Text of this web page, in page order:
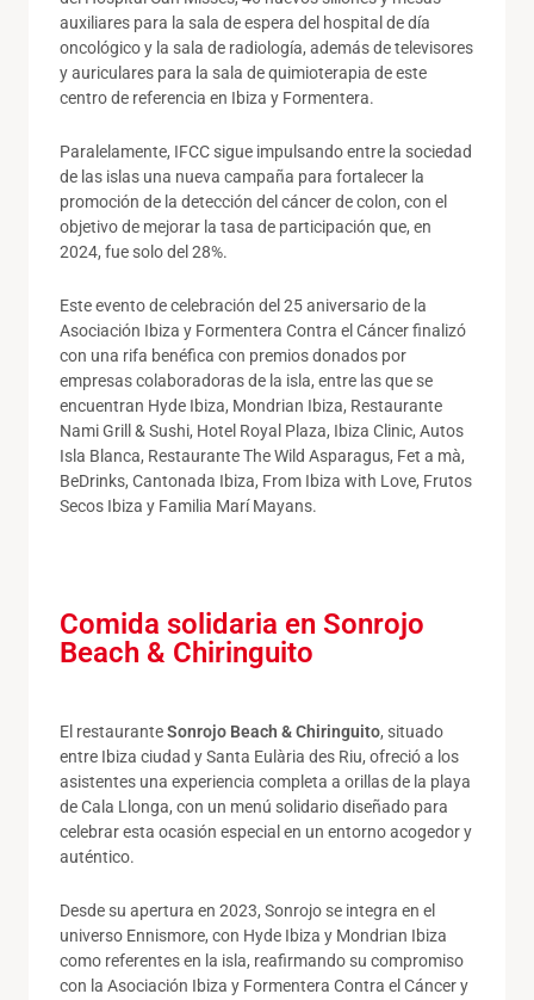
auxiliares para la sala de espera del hospital de día
oncológico y la sala de radiología, además de televisores
y auriculares para la sala de quimioterapia de este
centro de referencia en Ibiza y Formentera.
Paralelamente, IFCC sigue impulsando entre la sociedad
de las islas una nueva campaña para fortalecer la
promoción de la detección del cáncer de colon, con el
objetivo de mejorar la tasa de participación que, en
2024, fue solo del 28%.
Este evento de celebración del 25 aniversario de la
Asociación Ibiza y Formentera Contra el Cáncer finalizó
con una rifa benéfica con premios donados por
empresas colaboradoras de la isla, entre las que se
encuentran Hyde Ibiza, Mondrian Ibiza, Restaurante
Nami Grill & Sushi, Hotel Royal Plaza, Ibiza Clinic, Autos
Isla Blanca, Restaurante The Wild Asparagus, Fet a mà,
BeDrinks, Cantonada Ibiza, From Ibiza with Love, Frutos
Secos Ibiza y Familia Marí Mayans.
Comida solidaria en Sonrojo
Beach & Chiringuito
El restauranteSonrojo Beach & Chiringuito, situado
entre Ibiza ciudad y Santa Eulària des Riu, ofreció a los
asistentes una experiencia completa a orillas de la playa
de Cala Llonga, con un menú solidario diseñado para
celebrar esta ocasión especial en un entorno acogedor y
auténtico.
Desde su apertura en 2023, Sonrojo se integra en el
universo Ennismore, con Hyde Ibiza y Mondrian Ibiza
como referentes en la isla, reafirmando su compromiso
con la Asociación Ibiza y Formentera Contra el Cáncer y